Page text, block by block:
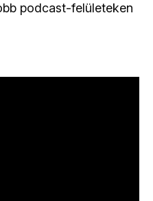
podcast-felületeken